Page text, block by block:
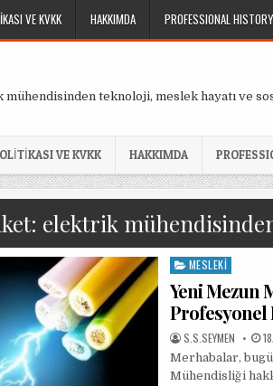
VE KVKK HAKKIMDA PROFESSIONAL HISTORY
teknoloji, meslek hayatı ve
VE KVKK HAKKIMDA
elektrik
Posted
in
MESLEKI
Yeni Mezun
Profesyonel
AUTHOR:
S.S.SEYMEN
Merhabalar,
Mühendisliği